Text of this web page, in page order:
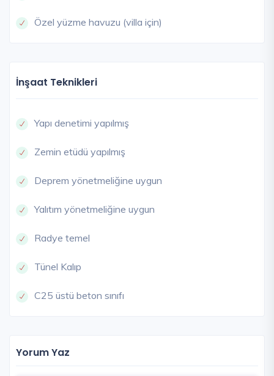
Özel yüzme havuzu (villa için)
İnşaat Teknikleri
Yapı denetimi yapılmış
Zemin etüdü yapılmış
Deprem yönetmeliğine uygun
Yalıtım yönetmeliğine uygun
Radye temel
Tünel Kalıp
C25 üstü beton sınıfı
Yorum Yaz